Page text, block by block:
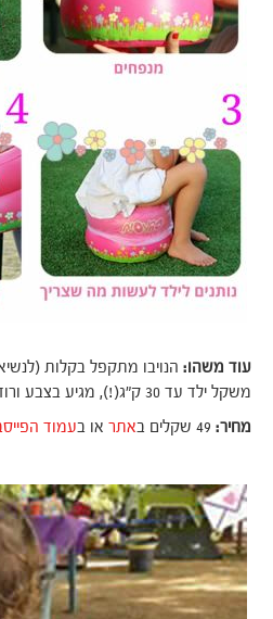
עוד משהו: הנויבו מתקפל בקלות
משקל ילד עד 30 ק"ג(!), מגיע בצבע ורוד או טורקיז ועם 20 שקיות.
מחיר:
אתר או בעמוד